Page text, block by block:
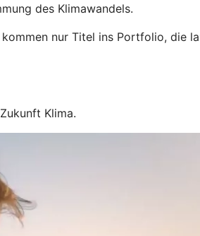
des Klimawandels.
nur Titel ins Portfolio, die
Klima.